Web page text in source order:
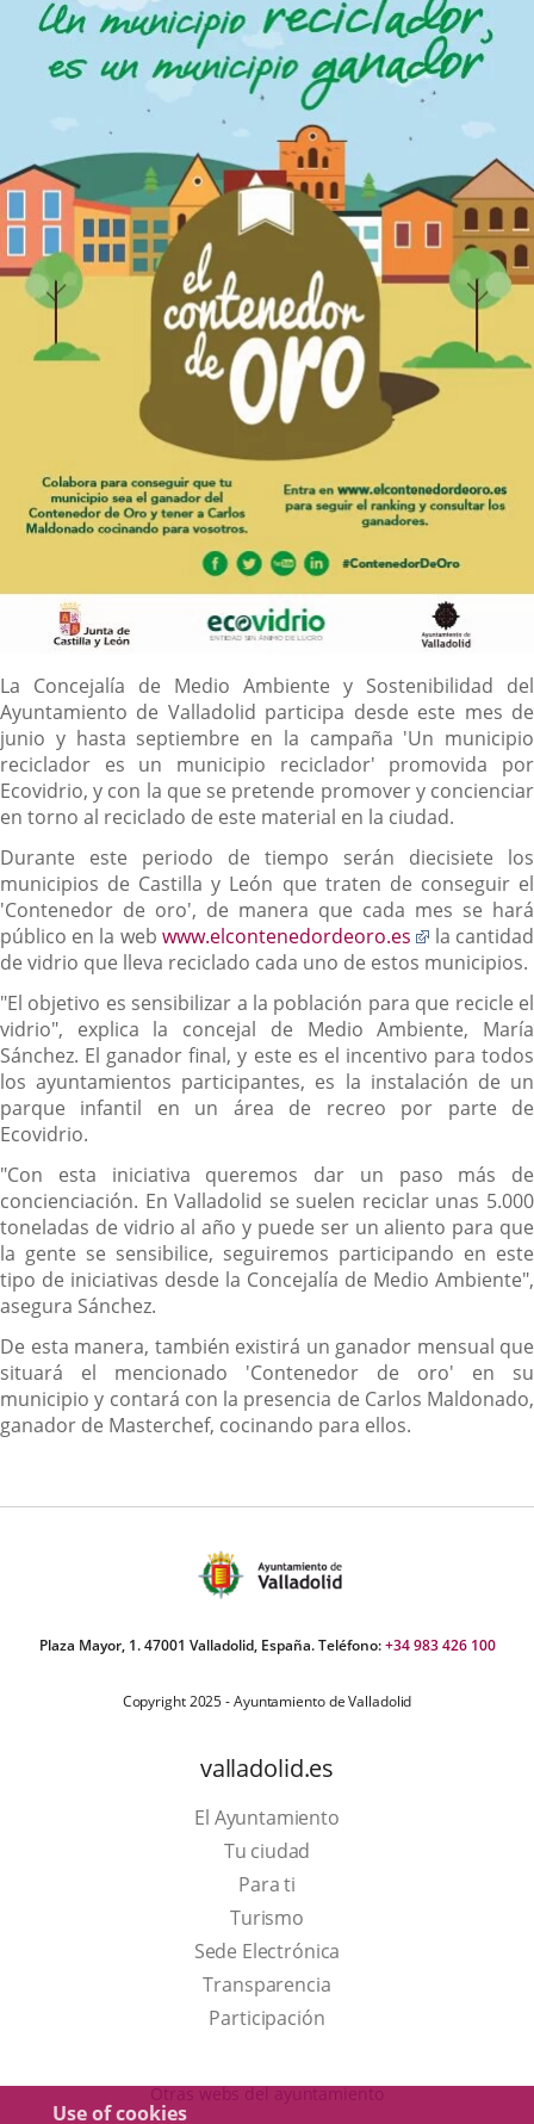
Use of cookies
Descripción
La Concejalía de Medio Ambiente y Sostenibilidad del
Ayuntamiento de Valladolid participa desde este mes de
junio y hasta septiembre en la campaña 'Un municipio
reciclador es un municipio reciclador' promovida por
Ecovidrio, y con la que se pretende promover y concienciar
en torno al reciclado de este material en la ciudad.
Durante este periodo de tiempo serán diecisiete los
municipios de Castilla y León que traten de conseguir el
'Contenedor de oro', de manera que cada mes se hará
público en la web www.elcontenedordeoro.es
Enlace
a
aplicación
externa.
la cantidad
de vidrio que lleva reciclado cada uno de estos municipios.
"El objetivo es sensibilizar a la población para que recicle el
vidrio", explica la concejal de Medio Ambiente, María
Sánchez. El ganador final, y este es el incentivo para todos
los ayuntamientos participantes, es la instalación de un
parque infantil en un área de recreo por parte de
Ecovidrio.
"Con esta iniciativa queremos dar un paso más de
concienciación. En Valladolid se suelen reciclar unas 5.000
toneladas de vidrio al año y puede ser un aliento para que
la gente se sensibilice, seguiremos participando en este
tipo de iniciativas desde la Concejalía de Medio Ambiente",
asegura Sánchez.
De esta manera, también existirá un ganador mensual que
situará el mencionado 'Contenedor de oro' en su
municipio y contará con la presencia de Carlos Maldonado,
ganador de Masterchef, cocinando para ellos.
Plaza Mayor, 1. 47001 Valladolid, España. Teléfono:+34 983 426 100
Copyright 2025 - Ayuntamiento de Valladolid
valladolid.es
El Ayuntamiento
Tu ciudad
Para ti
TurismoThis
link
will
open
a
Sede Electrónica
Transparencia
Participación
Otras webs del ayuntamiento